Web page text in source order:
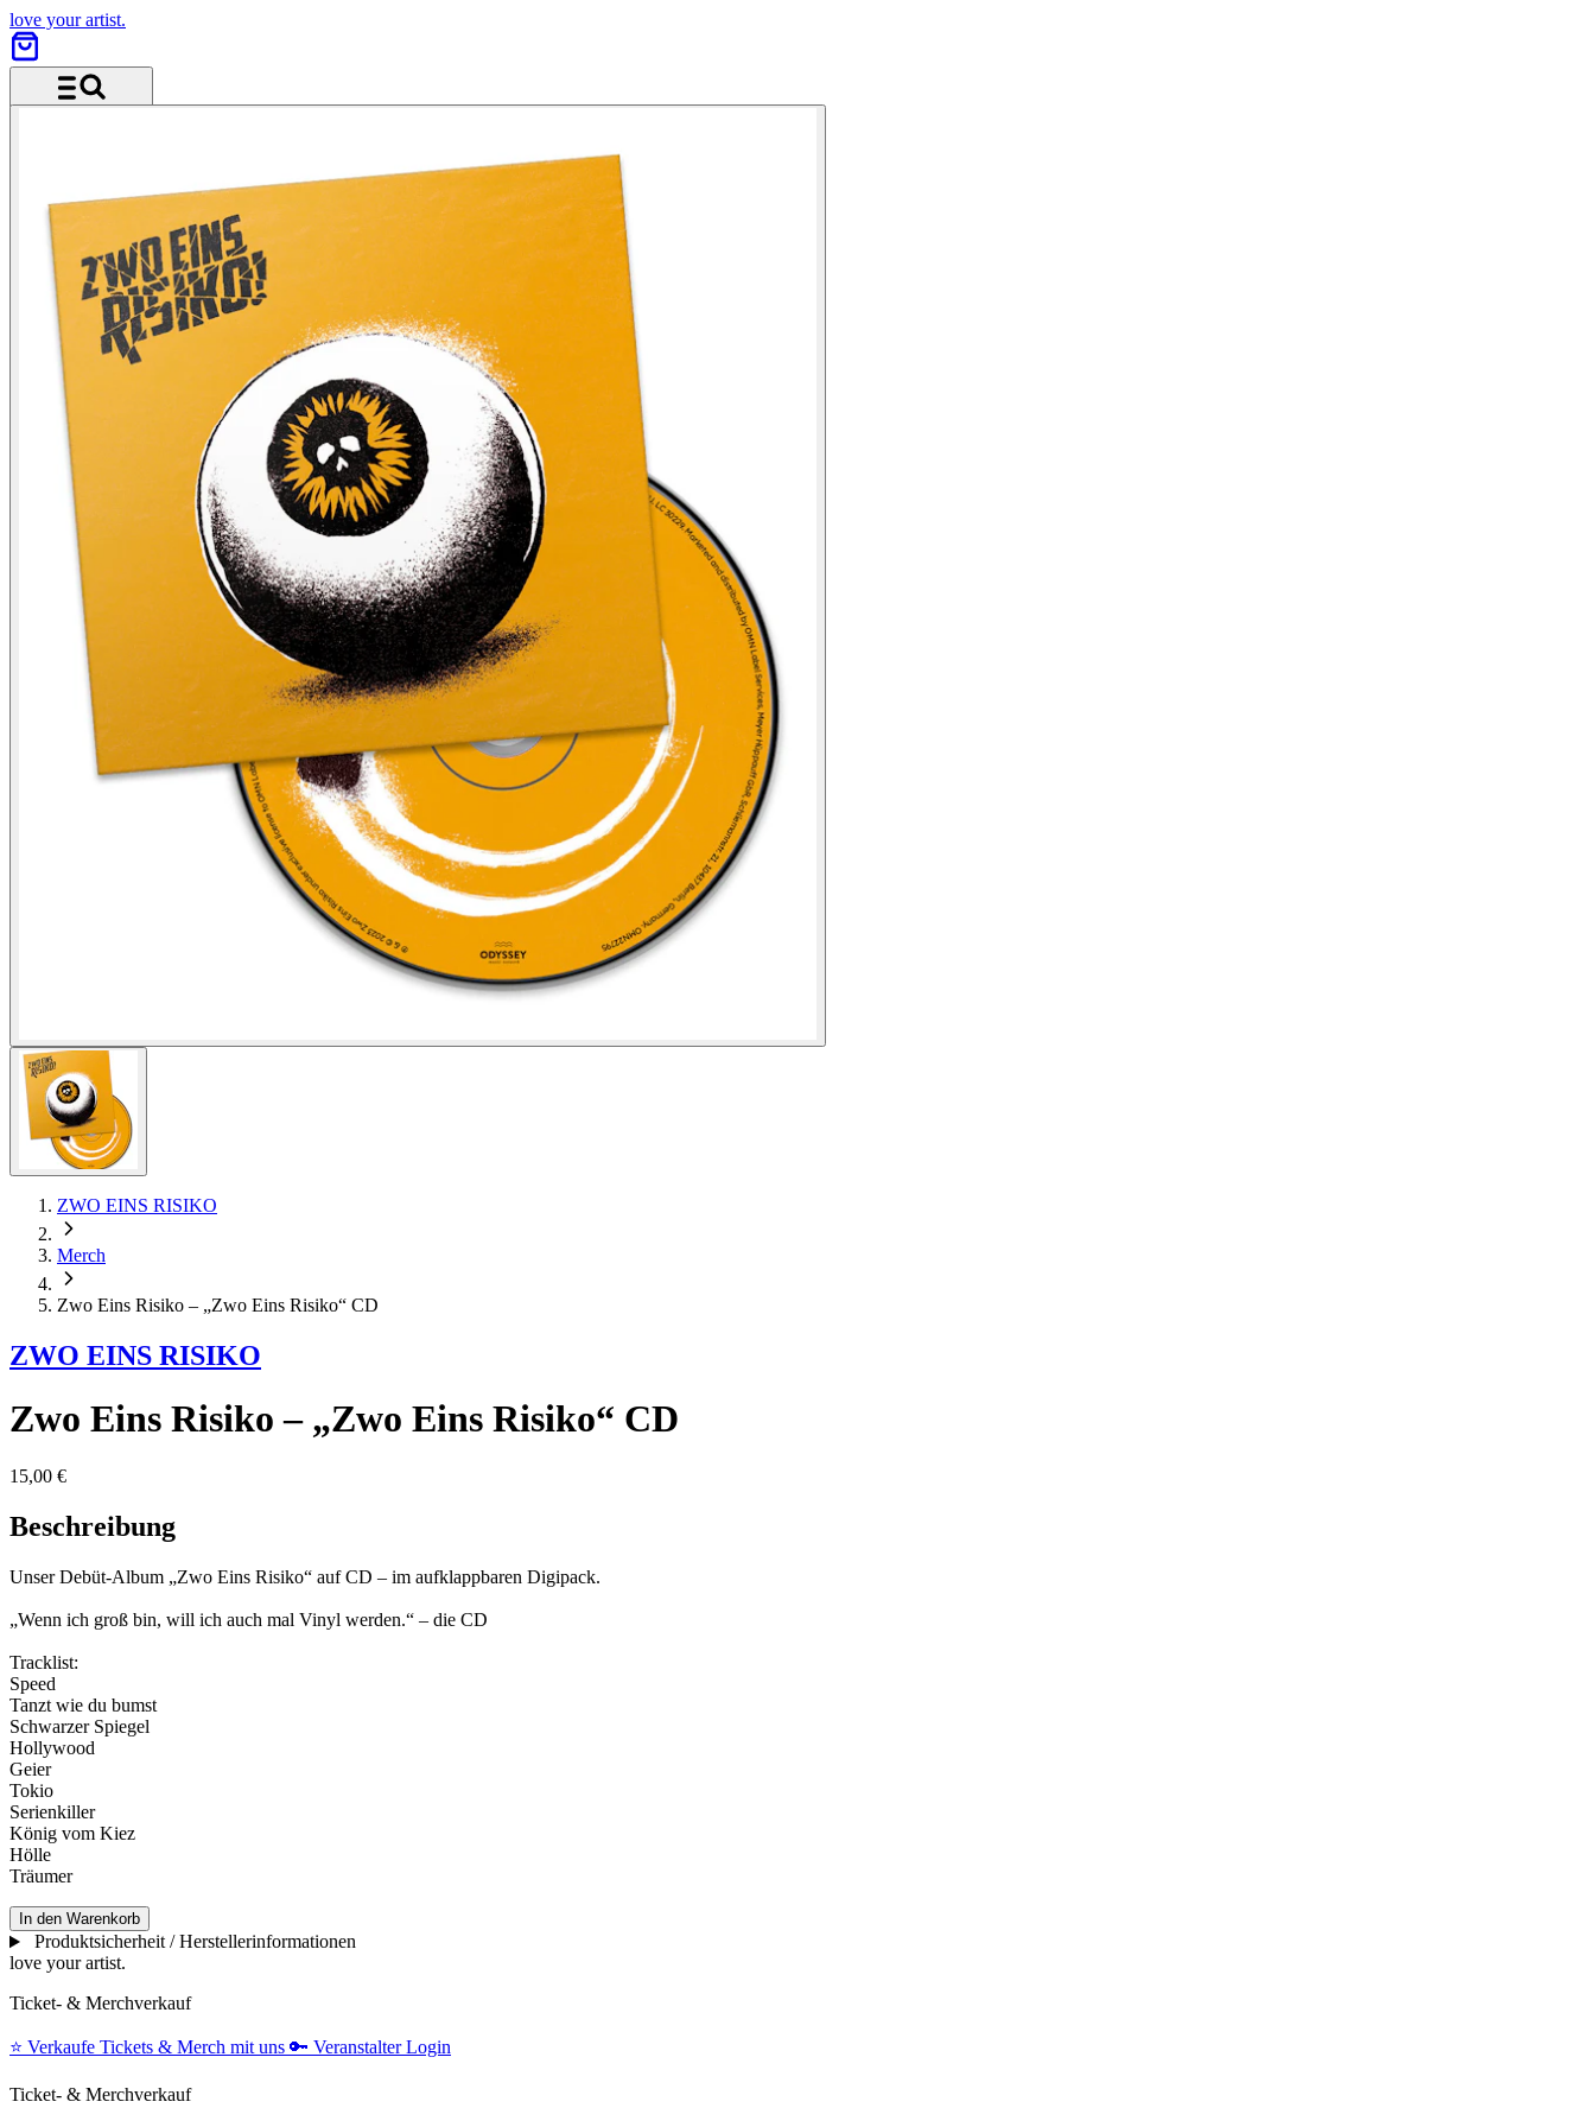
love your artist.
ZWO EINS RISIKO
Merch
Zwo Eins Risiko – „Zwo Eins Risiko“ CD
ZWO EINS RISIKO
Zwo Eins Risiko – „Zwo Eins Risiko“ CD
15,00 €
Beschreibung
Unser Debüt-Album „Zwo Eins Risiko“ auf CD – im aufklappbaren Digipack.
„Wenn ich groß bin, will ich auch mal Vinyl werden.“ – die CD
Tracklist:
Speed
Tanzt wie du bumst
Schwarzer Spiegel
Hollywood
Geier
Tokio
Serienkiller
König vom Kiez
Hölle
Träumer
In den Warenkorb
Produktsicherheit / Herstellerinformationen
love your artist.
Ticket- & Merchverkauf
⭐️ Verkaufe Tickets & Merch mit uns 🔑 Veranstalter Login
Ticket- & Merchverkauf